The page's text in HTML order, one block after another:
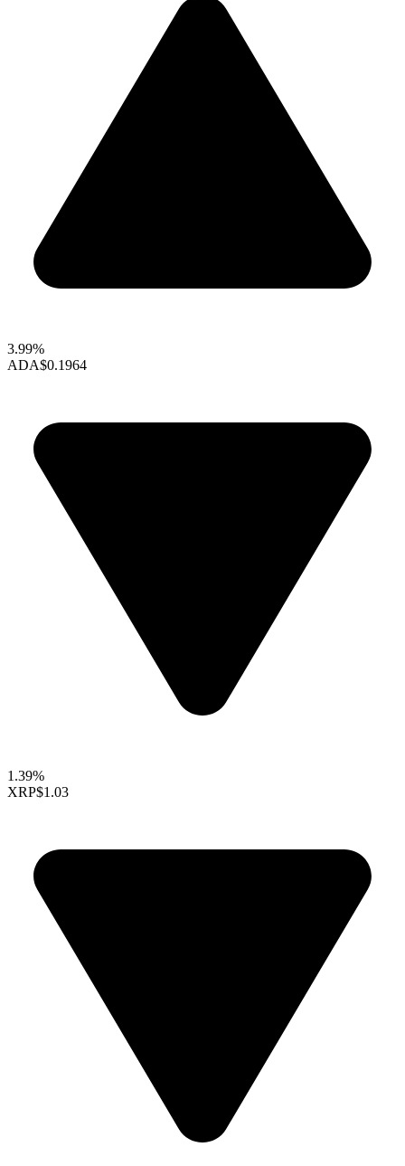
3.99%
ADA$0.1964
1.39%
XRP$1.03